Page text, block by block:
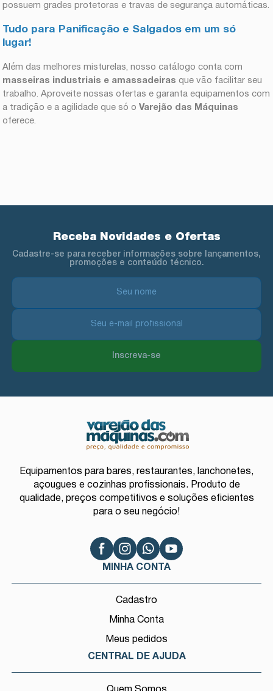
possuem grades protetoras e travas de segurança automáticas.
Tudo para Panificação e Salgados em um só
lugar!
Além das melhores misturelas, nosso catálogo conta com
masseiras industriais e amassadeiras que vão facilitar seu
trabalho. Aproveite nossas ofertas e garanta equipamentos com
a tradição e a agilidade que só oVarejão das Máquinas
oferece.
Receba Novidades e Ofertas
Cadastre-se para receber informações sobre lançamentos,
promoções e conteúdo técnico.
Inscreva-se
Equipamentos para bares, restaurantes, lanchonetes,
açougues e cozinhas profissionais. Produto de
qualidade, preços competitivos e soluções eficientes
para o seu negócio!
MINHA CONTA
Cadastro
Minha Conta
Meus pedidos
CENTRAL DE AJUDA